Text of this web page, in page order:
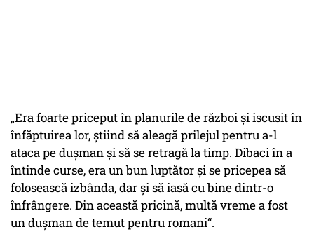
„Era foarte priceput în planurile de război și iscusit în
înfăptuirea lor, știind să aleagă prilejul pentru a-l
ataca pe dușman și să se retragă la timp. Dibaci în a
întinde curse, era un bun luptător și se pricepea să
folosească izbânda, dar și să iasă cu bine dintr-o
înfrângere. Din această pricină, multă vreme a fost
un dușman de temut pentru romani“.